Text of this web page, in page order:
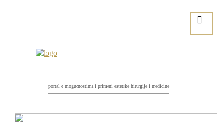
portal o mogućnostima i primeni estetske hirurgije i medicine